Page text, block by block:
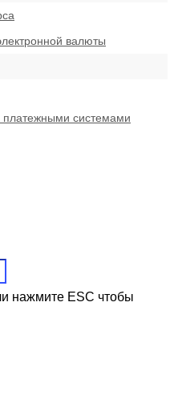
валюты
платежными системами
нажмите ESC чтобы